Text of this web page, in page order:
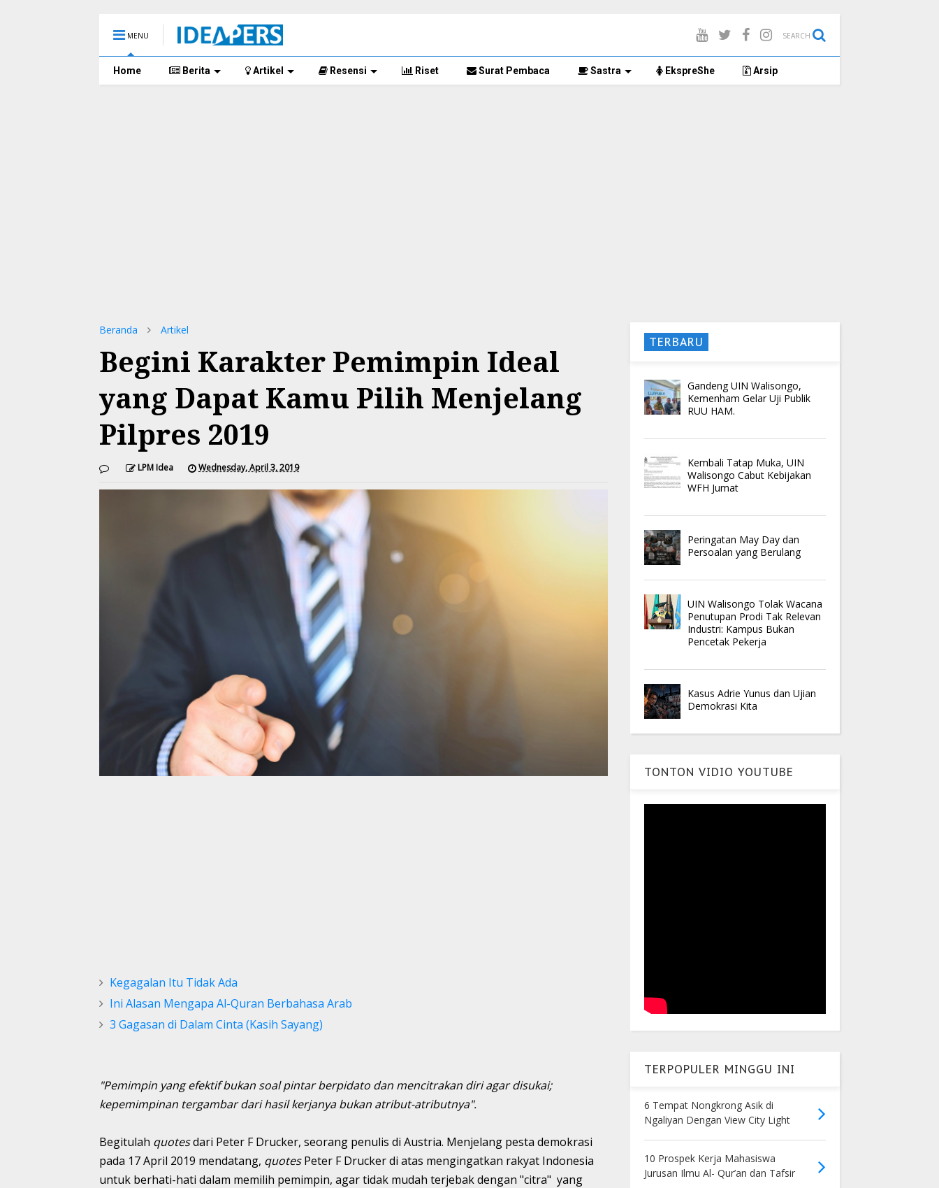
MENU SEARCH
Home Berita Artikel Resensi Riset Surat Pembaca Sastra EkspreShe Arsip
Beranda Artikel
Begini Karakter Pemimpin Ideal
yang Dapat Kamu Pilih Menjelang
Pilpres 2019
LPM Idea Wednesday, April 3, 2019
Kegagalan Itu Tidak Ada
Ini Alasan Mengapa Al-Quran Berbahasa Arab
3 Gagasan di Dalam Cinta (Kasih Sayang)
"Pemimpin yang efektif bukan soal pintar berpidato dan mencitrakan diri agar disukai;
kepemimpinan tergambar dari hasil kerjanya bukan atribut-atributnya".
Begitulah quotesdari Peter F Drucker, seorang penulis di Austria. Menjelang pesta demokrasi
pada 17 April 2019 mendatang, quotesPeter F Drucker di atas mengingatkan rakyat Indonesia
untuk berhati-hati dalam memilih pemimpin, agar tidak mudah terjebak dengan "citra" yang
TERBARU
Gandeng UIN Walisongo,
Kemenham Gelar Uji Publik
RUU HAM.
Kembali Tatap Muka, UIN
Walisongo Cabut Kebijakan
WFH Jumat
Peringatan May Day dan
Persoalan yang Berulang
UIN Walisongo Tolak Wacana
Penutupan Prodi Tak Relevan
Industri: Kampus Bukan
Pencetak Pekerja
Kasus Adrie Yunus dan Ujian
Demokrasi Kita
TONTON VIDIO YOUTUBE
TERPOPULER MINGGU INI
6 Tempat Nongkrong Asik di
Ngaliyan Dengan View City Light
10 Prospek Kerja Mahasiswa
Jurusan Ilmu Al- Qur’an dan Tafsir